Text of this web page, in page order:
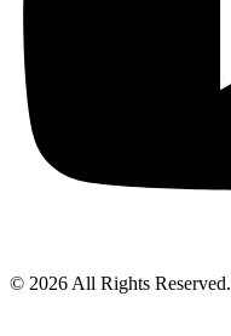
© 2026 All Rights Reserved.